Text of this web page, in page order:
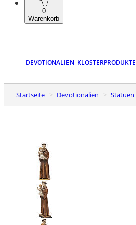
0
Warenkorb
DEVOTIONALIEN KLOSTERPRODUKTE
Startseite Devotionalien Statuen